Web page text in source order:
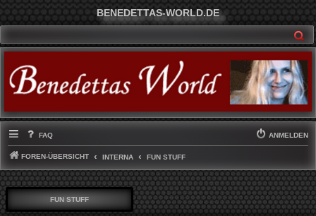
BENEDETTAS-WORLD.DE
FAQ ANMELDEN
FOREN-ÜBERSICHT INTERNA FUN STUFF
FUN STUFF